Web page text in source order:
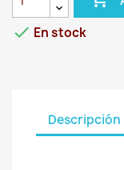
 En stock
Descripción